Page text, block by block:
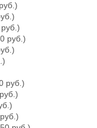
руб.)
руб.)